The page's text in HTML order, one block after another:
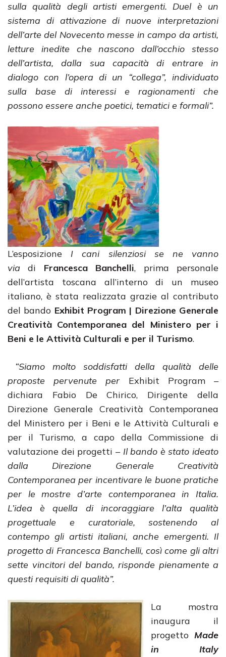
sulla qualità degli artisti emergenti. Duel è un
sistema di attivazione di nuove interpretazioni
dell’arte del Novecento messe in campo da artisti,
letture inedite che nascono dall’occhio stesso
dell’artista, dalla sua capacità di entrare in
dialogo con l’opera di un “collega”, individuato
sulla base di interessi e ragionamenti che
possono essere anche poetici, tematici e formali”.
L’esposizione I cani silenziosi se ne vanno
via di Francesca Banchelli, prima personale
dell’artista toscana all’interno di un museo
italiano, è stata realizzata grazie al contributo
del bando Exhibit Program | Direzione Generale
Creatività Contemporanea del Ministero per i
Beni e le Attività Culturali e per il Turismo.
“Siamo molto soddisfatti della qualità delle
proposte pervenute per Exhibit Program–
dichiara Fabio De Chirico, Dirigente della
Direzione Generale Creatività Contemporanea
del Ministero per i Beni e le Attività Culturali e
per il Turismo, a capo della Commissione di
valutazione dei progetti – Il bando è stato ideato
dalla Direzione Generale Creatività
Contemporanea per incentivare le buone pratiche
per le mostre d’arte contemporanea in Italia.
L’idea è quella di incoraggiare l’alta qualità
progettuale e curatoriale, sostenendo al
contempo gli artisti italiani, anche emergenti. Il
progetto di Francesca Banchelli, così come gli altri
sette vincitori del bando, risponde pienamente a
questi requisiti di qualità”.
La mostra
inaugura il
progetto Made
in Italy